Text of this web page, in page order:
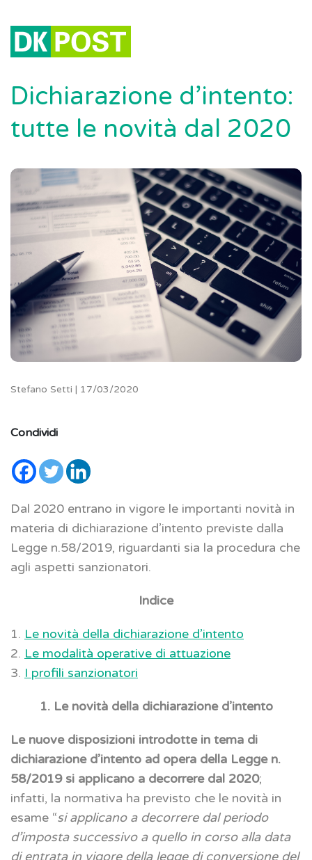
Dichiarazione d’intento:
tutte le novità dal 2020
Stefano Setti | 17/03/2020
Condividi
Dal 2020 entrano in vigore le importanti novità in
materia di dichiarazione d’intento previste dalla
Legge n.58/2019, riguardanti sia la procedura che
agli aspetti sanzionatori.
Indice
1. Le novità della dichiarazione d’intento
2. Le modalità operative di attuazione
3. I profili sanzionatori
1. Le novità della dichiarazione d’intento
Le nuove disposizioni introdotte in tema di
dichiarazione d’intento ad opera della Legge n.
58/2019 si applicano a decorrere dal 2020;
infatti, la normativa ha previsto che le novità in
esame “si applicano a decorrere dal periodo
d’imposta successivo a quello in corso alla data
di entrata in vigore della legge di conversione del